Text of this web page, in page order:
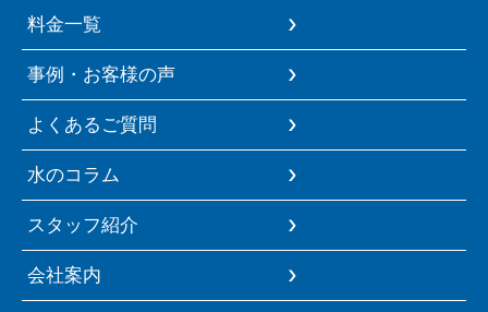
料金一覧
事例・お客様の声
よくあるご質問
水のコラム
スタッフ紹介
会社案内